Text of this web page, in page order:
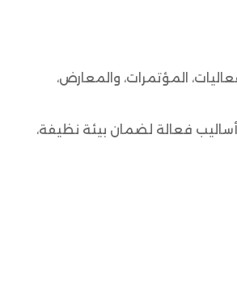
المؤتمرات، والمعارض،
فعالة لضمان بيئة نظيفة،